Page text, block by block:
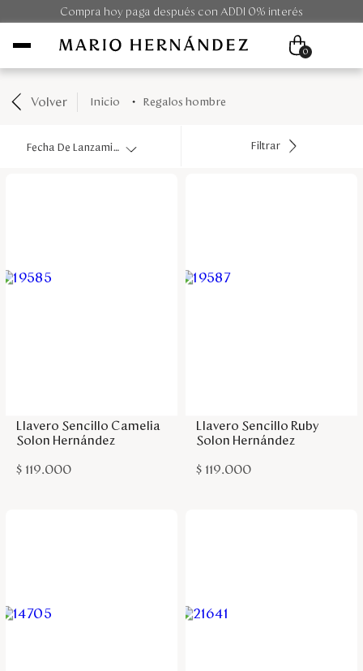
Compra hoy paga después con ADDI 0% interés
Mi cuenta
Blog
Colombia
0
Volver regalos hombre
Fecha De Lanzamiento Filtrar
Llavero Sencillo Camelia
Solon Hernández
$ 119.000
Llavero Sencillo Ruby
Solon Hernández
$ 119.000